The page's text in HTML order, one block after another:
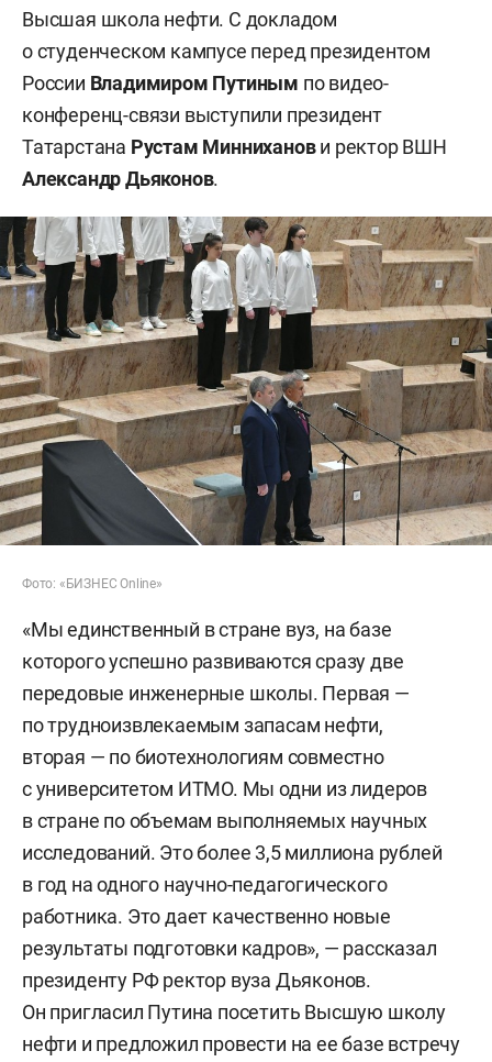
Высшая школа нефти. С докладом
о студенческом кампусе перед президентом
России Владимиром Путиным по видео-
конференц-связи выступили президент
Татарстана Рустам Минниханови ректор ВШН
Александр Дьяконов.
Фото: «БИЗНЕС Online»
«Мы единственный в стране вуз, на базе
которого успешно развиваются сразу две
передовые инженерные школы. Первая —
по трудноизвлекаемым запасам нефти,
вторая — по биотехнологиям совместно
с университетом ИТМО. Мы одни из лидеров
в стране по объемам выполняемых научных
исследований. Это более 3,5 миллиона рублей
в год на одного научно-педагогического
работника. Это дает качественно новые
результаты подготовки кадров», — рассказал
президенту РФ ректор вуза Дьяконов.
Он пригласил Путина посетить Высшую школу
нефти и предложил провести на ее базе встречу